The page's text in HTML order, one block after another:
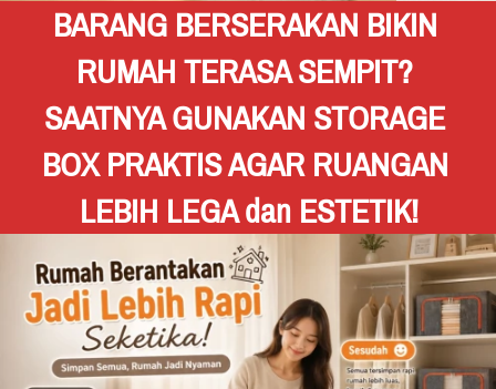
BARANG BERSERAKAN BIKIN
RUMAH TERASA SEMPIT?
SAATNYA GUNAKAN STORAGE
BOX PRAKTIS AGAR RUANGAN
LEBIH LEGA dan ESTETIK!